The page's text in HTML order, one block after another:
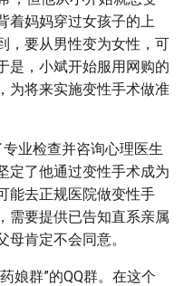
着妈妈穿过女孩子的上
，要从男性变为女性，可
是，小斌开始服用网购的
为将来实施变性手术做准
业检查并咨询心理医生
定了他通过变性手术成为
能去正规医院做变性手
需要提供已告知直系亲属
肯定不会同意。
娘群”的QQ群。在这个